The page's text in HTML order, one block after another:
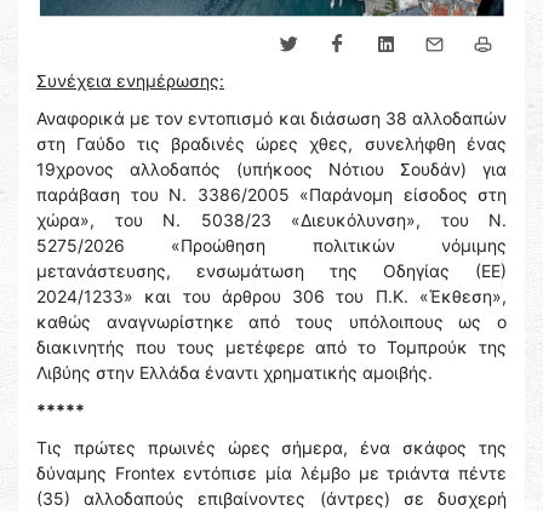
Συνέχεια ενημέρωσης:
Αναφορικά με τον εντοπισμό και διάσωση 38 αλλοδαπών
στη Γαύδο τις βραδινές ώρες χθες, συνελήφθη ένας
19χρονος αλλοδαπός (υπήκοος Νότιου Σουδάν) για
παράβαση του Ν. 3386/2005 «Παράνομη είσοδος στη
χώρα», του Ν. 5038/23 «Διευκόλυνση», του Ν.
5275/2026 «Προώθηση πολιτικών νόμιμης
μετανάστευσης, ενσωμάτωση της Οδηγίας (ΕΕ)
2024/1233» και του άρθρου 306 του Π.Κ. «Έκθεση»,
καθώς αναγνωρίστηκε από τους υπόλοιπους ως ο
διακινητής που τους μετέφερε από το Τομπρούκ της
Λιβύης στην Ελλάδα έναντι χρηματικής αμοιβής.
*****
Τις πρώτες πρωινές ώρες σήμερα, ένα σκάφος της
δύναμης Frontex εντόπισε μία λέμβο με τριάντα πέντε
(35) αλλοδαπούς επιβαίνοντες (άντρες) σε δυσχερή